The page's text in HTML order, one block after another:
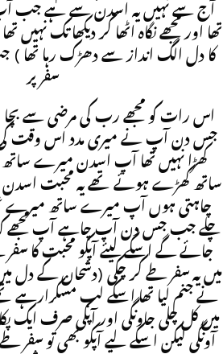
آج سے نہیں یہ اسدن سے ہے جب
تھا اور مجھے نگاہ اٹھا کر دیکھا تک
کا دل الگ انداز سے دھڑک رہا
سفر پر
اس رات کو مجھے رب کی مرضی سے بچا
جس دن آپ نے میری مدد اس وقت
کھڑا نہیں تھا آپ اسدن میرے
ساتھ کھڑے ہوئے تھے یہ محبت
چاہتی ہوں آپ میرے ساتھ میرے
چلے جب جس دن آپ چاہے آپ مجھے کہ
جائے گے اسکے لیئے آپکو محبت کا سفر
میں یہ سفر طے کر چکی (دشحان کے دل
نے جنم لیا تھا اسکے لب مسکرارہے
میں کل چلی جاونگی اور آپکی صرف ایک
آونگی لیکن اسکے لیے آپکو بھی تو سفر